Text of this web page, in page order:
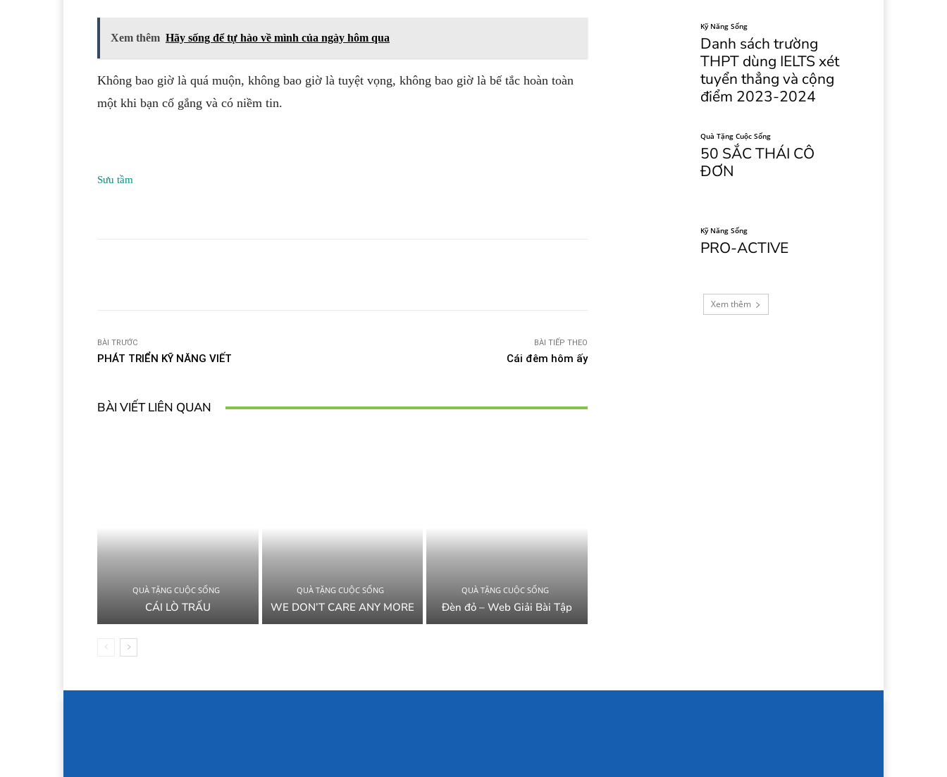
Xem thêm Hãy sống để tự hào về mình của ngày hôm qua
Không bao giờ là quá muộn, không bao giờ là tuyệt vọng, không bao giờ là bế tắc hoàn toàn
một khi bạn cố gắng và có niềm tin.
Sưu tầm
BÀI TRƯỚC
PHÁT TRIỂN KỸ NĂNG VIẾT
BÀI TIẾP THEO
Cái đêm hôm ấy
BÀI VIẾT LIÊN QUAN
QUÀ TẶNG CUỘC SỐNG
CÁI LÒ TRẤU
QUÀ TẶNG CUỘC SỐNG
WE DON’T CARE ANY MORE
QUÀ TẶNG CUỘC SỐNG
Đèn đỏ – Web Giải Bài Tập
Kỹ Năng Sống
Danh sách trường
THPT dùng IELTS xét
tuyển thẳng và cộng
điểm 2023-2024
Quà Tặng Cuộc Sống
50 SẮC THÁI CÔ
ĐƠN
Kỹ Năng Sống
PRO-ACTIVE
Xem thêm